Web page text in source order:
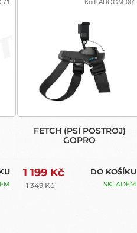
FETCH (PSÍ POSTROJ)
GOPRO
1 199 Kč
1 349 Kč
DO KOŠÍKU
SKLADEM
Kód: ADOGM-001